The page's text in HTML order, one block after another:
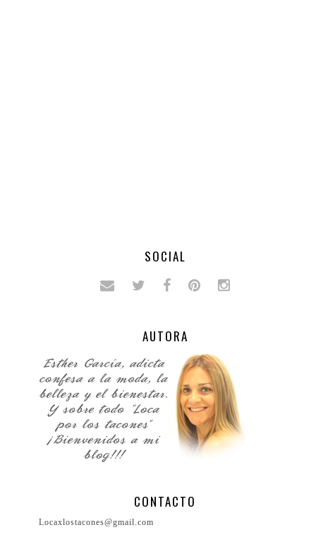
SOCIAL
AUTORA
CONTACTO
Locaxlostacones@gmail.com